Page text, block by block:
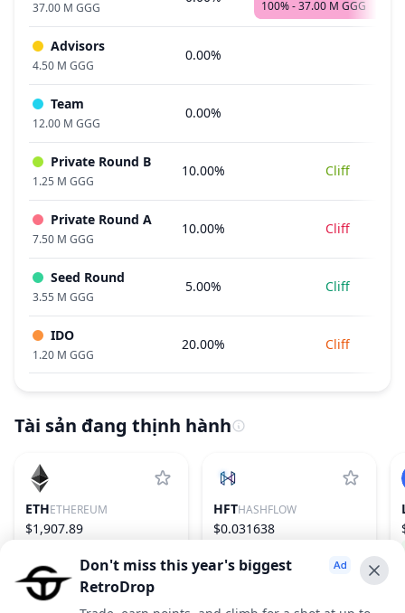
37.00 M GGG 100% - 37.00 M GGG
Advisors
4.50 M GGG
0.00%
Team
12.00 M GGG
0.00%
Private Round B
1.25 M GGG
10.00% Cliff
Private Round A
7.50 M GGG
10.00% Cliff
Seed Round
3.55 M GGG
5.00% Cliff
IDO
1.20 M GGG
20.00% Cliff
Tài sản đang thịnh hành
ETHETHEREUM
$1,907.89
HFTHASHFLOW
$0.031638
Don't miss this year's biggest
RetroDrop